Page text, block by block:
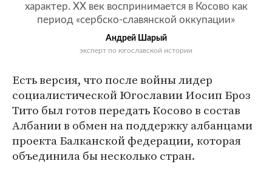
характер. XX век воспринимается в Косово как
период «сербско-славянской оккупации»
Андрей Шарый
эксперт по югославской истории
Есть версия, что после войны лидер
социалистической Югославии Иосип Броз
Тито был готов передать Косово в состав
Албании в обмен на поддержку албанцами
проекта Балканской федерации, которая
объединила бы несколько стран.